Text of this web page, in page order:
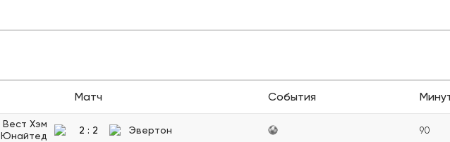
Матч События
Вест Хэм
Юнайтед
2 : 2 Эвертон 90